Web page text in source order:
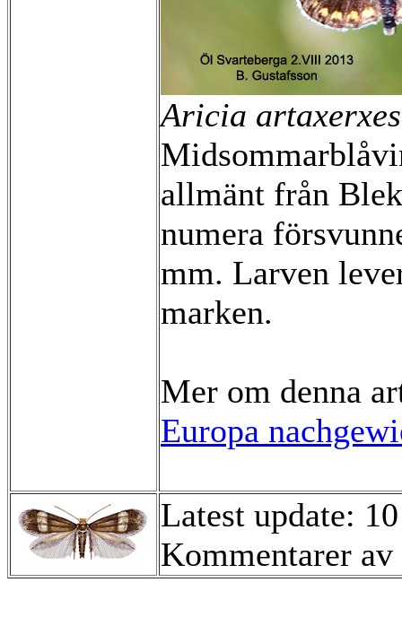
Aricia artaxerxes
allmänt från
numera
mm. Larven
marken.
Mer om denna
Europa
Latest update:
Kommentarer